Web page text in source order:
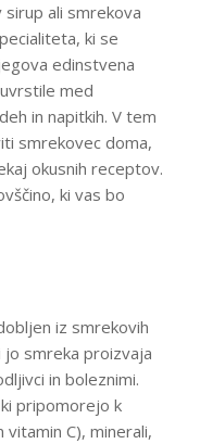
ali smrekova
ki se
edinstvena
med
in napitkih. V tem
smrekovec doma,
okusnih receptov.
ki vas bo
iz smrekovih
jo smreka proizvaja
in boleznimi.
pripomorejo k
C), minerali,